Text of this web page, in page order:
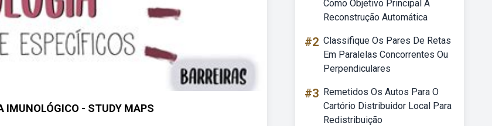
IMUNOLÓGICO - STUDY MAPS
Como Objetivo Principal A
Reconstrução Automática
#2 Classifique Os Pares De Retas
Em Paralelas Concorrentes Ou
Perpendiculares
#3 Remetidos Os Autos Para O
Cartório Distribuidor Local Para
Redistribuição